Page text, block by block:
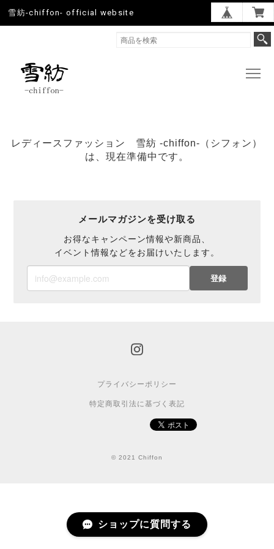
雪紡-chiffon- official website
レディースファッション 雪紡 -chiffon-（シフォン）
は、現在準備中です。
メールマガジンを受け取る
お得なキャンペーン情報や新商品、
イベント情報などをお届けいたします。
登録
プライバシーポリシー
特定商取引法に基づく表記
© 2021 Chiffon
ショップに質問する